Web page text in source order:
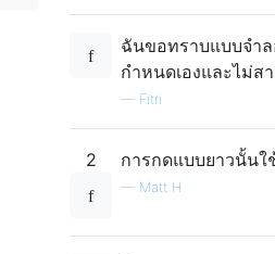
ฉันขอทราบแบบจำ
กำหนดเองและไม่ส
— Fitri
2 การกดแบบยาวนั้น
— Matt H